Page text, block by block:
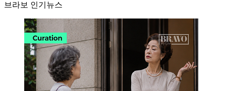
브라보 인기뉴스